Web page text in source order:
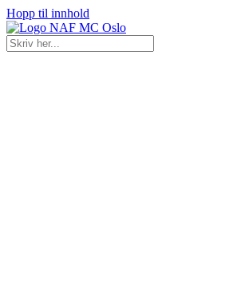
Hopp til innhold